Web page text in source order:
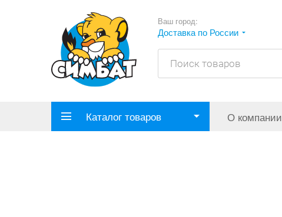
Ваш город:
Доставка по России
Каталог товаров О компании